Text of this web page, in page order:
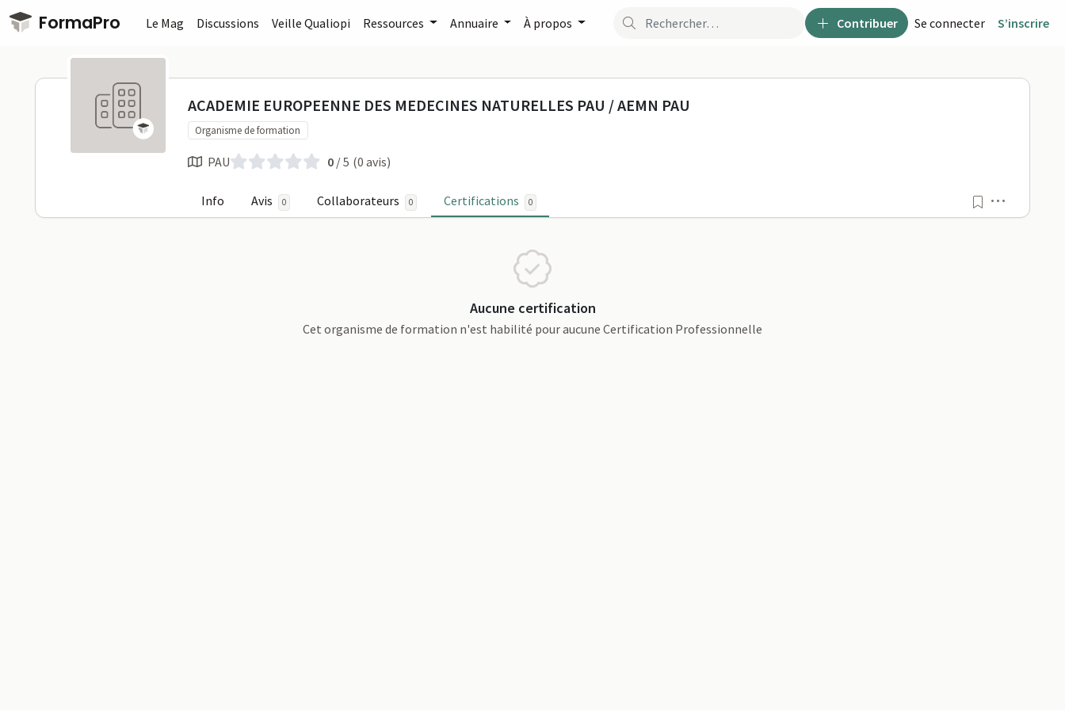
Passer au contenu principal
FormaPro Contribuer Se connecter S’inscrire
Le Mag Discussions Veille Qualiopi Ressources Annuaire À propos
ACADEMIE EUROPEENNE DES MEDECINES NATURELLES PAU /
ACADEMIE EUROPEENNE DES MEDECINES NATURELLES PAU / AEMN PAU
Organisme de formation
PAU 0 / 5 (0 avis)
Info Avis 0 Collaborateurs 0 Certifications 0
Aucune certification
Cet organisme de formation n'est habilité pour aucune Certification Professionnelle